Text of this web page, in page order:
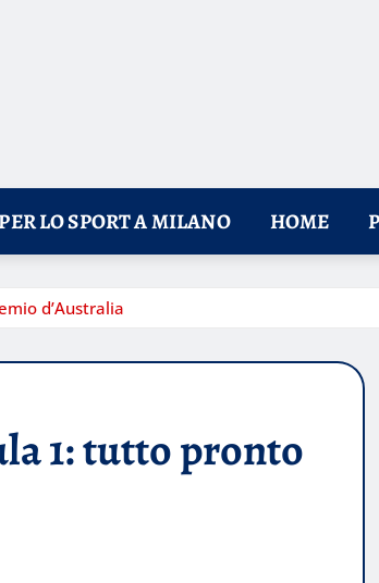
LO SPORT A MILANO HOME
d’Australia
1: tutto pronto